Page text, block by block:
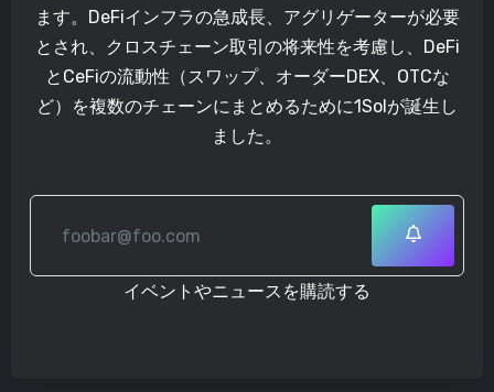
ます。DeFiインフラの急成長、アグリゲーターが必要
とされ、クロスチェーン取引の将来性を考慮し、DeFi
とCeFiの流動性（スワップ、オーダーDEX、OTCな
ど）を複数のチェーンにまとめるために1Solが誕生し
ました。
イベントやニュースを購読する